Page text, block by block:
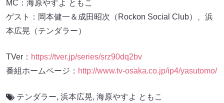
MC：海原やすよ ともこ
ゲスト：岡本健一＆成田昭次（Rockon Social Club）、浜
本広晃（テンダラー）
TVer： https://tver.jp/series/srz90dq2bv
番組ホームページ： http://www.tv-osaka.co.jp/ip4/yasutomo/
テンダラー, 浜本広晃, 海原やすよ ともこ